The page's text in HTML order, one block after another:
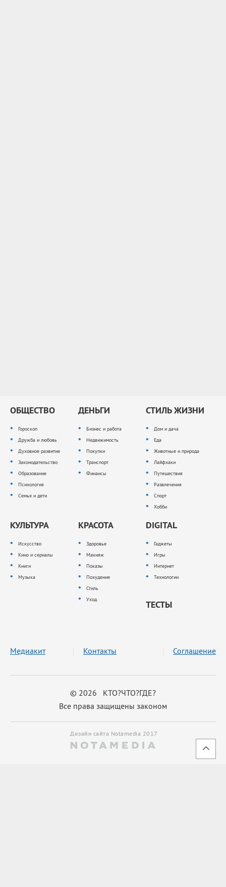
ОБЩЕСТВО
Гороскоп
Дружба и любовь
Духовное развитие
Законодательство
Образование
Психология
Семья и дети
ДЕНЬГИ
Бизнес и работа
Недвижимость
Покупки
Транспорт
Финансы
СТИЛЬ ЖИЗНИ
Дом и дача
Еда
Животные и природа
Лайфхаки
Путешествия
Развлечения
Спорт
Хобби
КУЛЬТУРА
Искусство
Кино и сериалы
Книги
Музыка
КРАСОТА
Здоровье
Макияж
Показы
Похудение
Стиль
Уход
DIGITAL
Гаджеты
Игры
Интернет
Технологии
ТЕСТЫ
© 2026 КТО?ЧТО?ГДЕ?
Все права защищены законом
Медиакит Контакты Соглашение
Дизайн сайта Notamedia 2017